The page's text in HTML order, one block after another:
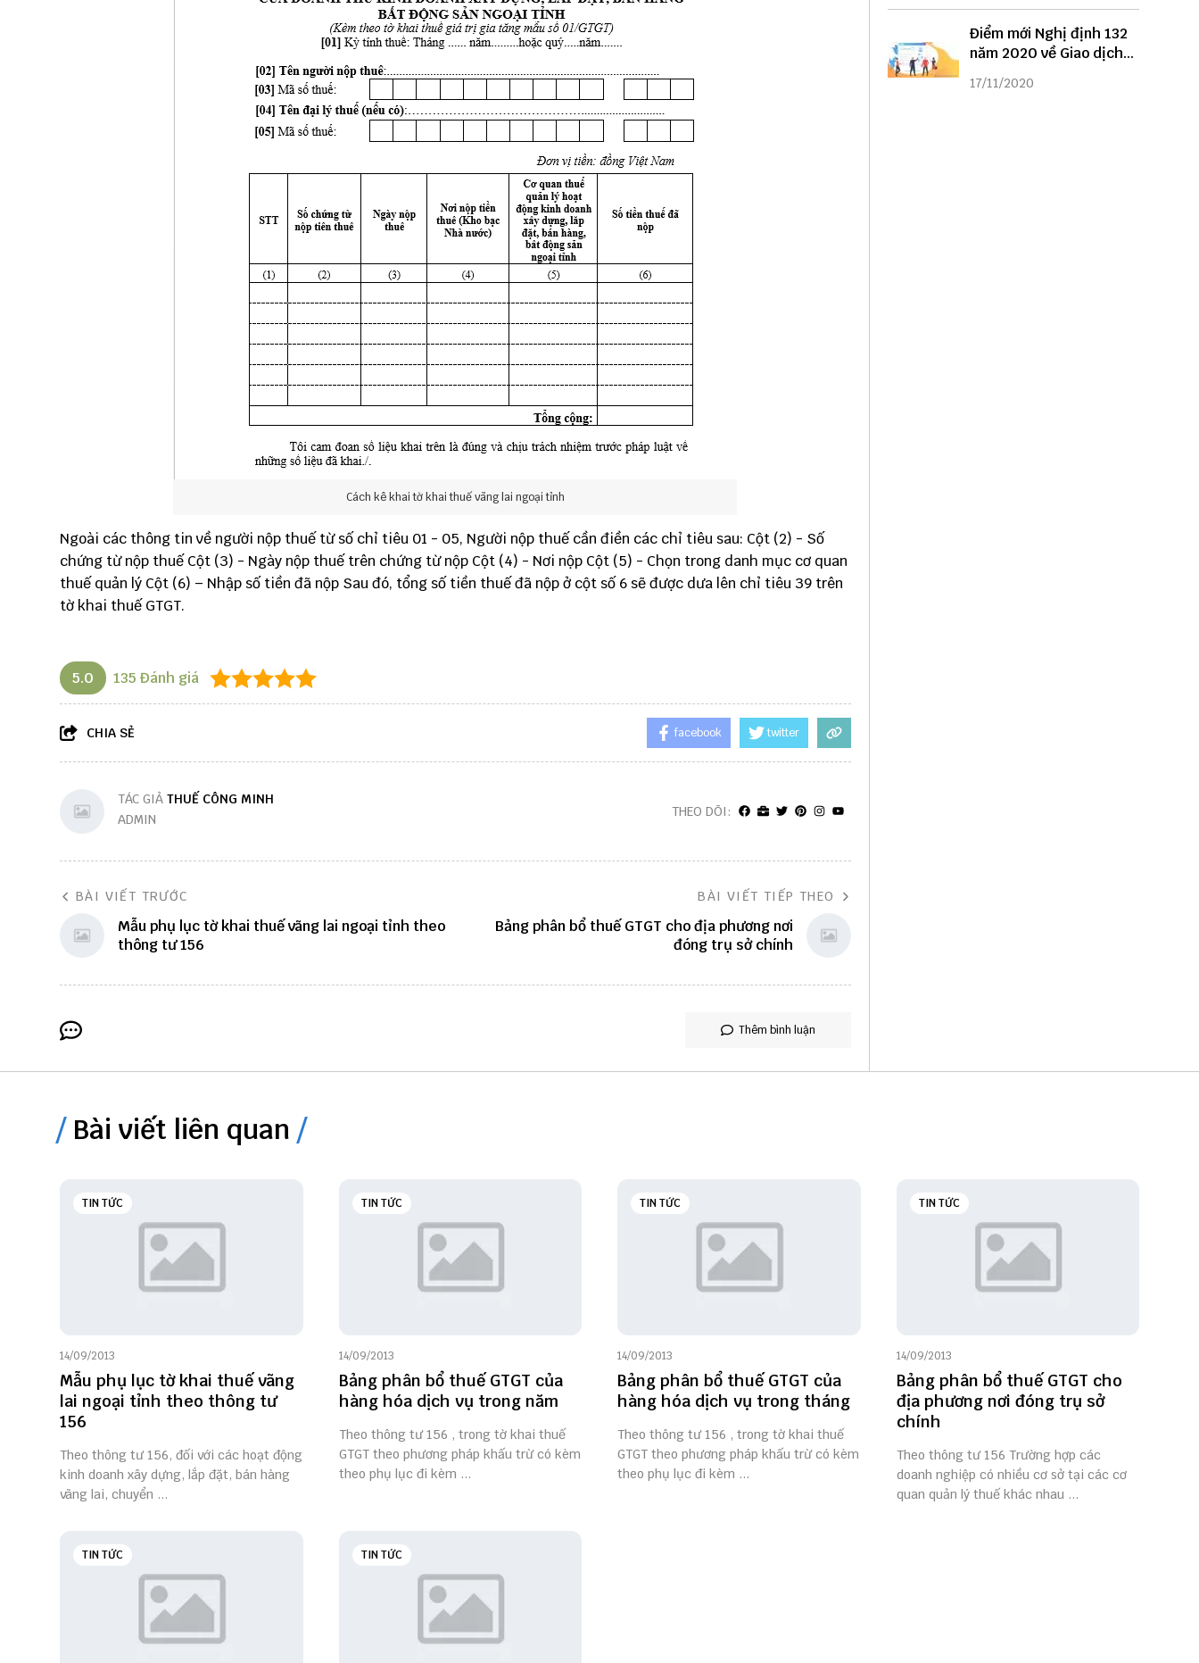
Cách kê khai tờ khai thuế vãng lai ngoại tỉnh
Ngoài các thông tin về người nộp thuế từ số chỉ tiêu 01 - 05, Người nộp thuế cần điền các chỉ tiêu sau: Cột (2) - Số
chứng từ nộp thuế Cột (3) - Ngày nộp thuế trên chứng từ nộp Cột (4) - Nơi nộp Cột (5) - Chọn trong danh mục cơ quan
thuế quản lý Cột (6) – Nhập số tiền đã nộp Sau đó, tổng số tiền thuế đã nộp ở cột số 6 sẽ được dưa lên chỉ tiêu 39 trên
tờ khai thuế GTGT.
5.0 135 Đánh giá
CHIA SẺ facebook twitter
TÁC GIẢ THUẾ CÔNG MINH
ADMIN
THEO DÕI:
BÀI VIẾT TRƯỚC
Mẫu phụ lục tờ khai thuế vãng lai ngoại tỉnh theo
thông tư 156
BÀI VIẾT TIẾP THEO
Bảng phân bổ thuế GTGT cho địa phương nơi
đóng trụ sở chính
Thêm bình luận
Điểm mới Nghị định 132
năm 2020 về Giao dịch
liên kết
17/11/2020
Bài viết liên quan
TIN TỨC
14/09/2013
Mẫu phụ lục tờ khai thuế vãng
lai ngoại tỉnh theo thông tư
156
Theo thông tư 156, đối với các hoạt động
kinh doanh xây dựng, lắp đặt, bán hàng
vãng lai, chuyển ...
TIN TỨC
14/09/2013
Bảng phân bổ thuế GTGT của
hàng hóa dịch vụ trong năm
Theo thông tư 156 , trong tờ khai thuế
GTGT theo phương pháp khấu trừ có kèm
theo phụ lục đi kèm ...
TIN TỨC
14/09/2013
Bảng phân bổ thuế GTGT của
hàng hóa dịch vụ trong tháng
Theo thông tư 156 , trong tờ khai thuế
GTGT theo phương pháp khấu trừ có kèm
theo phụ lục đi kèm ...
TIN TỨC
14/09/2013
Bảng phân bổ thuế GTGT cho
địa phương nơi đóng trụ sở
chính
Theo thông tư 156 Trường hợp các
doanh nghiệp có nhiều cơ sở tại các cơ
quan quản lý thuế khác nhau ...
TIN TỨC TIN TỨC